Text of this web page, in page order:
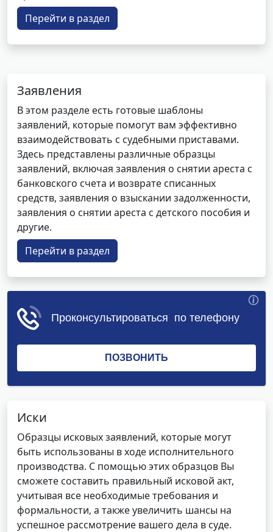
Перейти в раздел
Заявления
В этом разделе есть готовые шаблоны
заявлений, которые помогут вам эффективно
взаимодействовать с судебными приставами.
Здесь представлены различные образцы
заявлений, включая заявления о снятии ареста с
банковского счета и возврате списанных
средств, заявления о взыскании задолженности,
заявления о снятии ареста с детского пособия и
другие.
Перейти в раздел
Иски
Образцы исковых заявлений, которые могут
быть использованы в ходе исполнительного
производства. С помощью этих образцов Вы
сможете составить правильный исковой акт,
учитывая все необходимые требования и
формальности, а также увеличить шансы на
успешное рассмотрение вашего дела в суде.